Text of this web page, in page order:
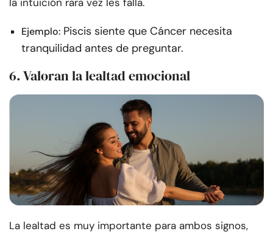
Ejemplo: Piscis siente que Cáncer necesita
tranquilidad antes de preguntar.
6. Valoran la lealtad emocional
La lealtad es muy importante para ambos signos,